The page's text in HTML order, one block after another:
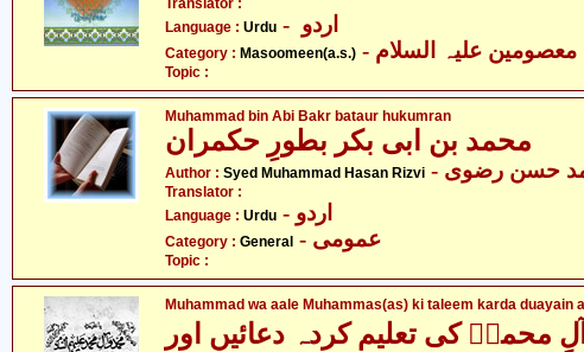
Translator :
Language : Urdu
Category : Masoomeen(a.s.)
Topic :
Muhammad bin Abi Bakr bataur hukumran
محمد بن ابی بکر بطورِ حکمران
Author : Syed Muhammad Hasan Rizvi حسن رضوی
Translator :
Language : Urdu - اردو
Category : General - عمومی
Topic :
Muhammad wa aale Muhammas(as) ki taleem karda duayain
محمدؑ کی تعلیم کردہ دعائیں اور